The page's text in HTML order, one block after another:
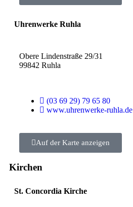
Uhrenwerke Ruhla
Obere Lindenstraße 29/31
99842 Ruhla
(03 69 29) 79 65 80
www.uhrenwerke-ruhla.de
Auf der Karte anzeigen
Kirchen
St. Concordia Kirche